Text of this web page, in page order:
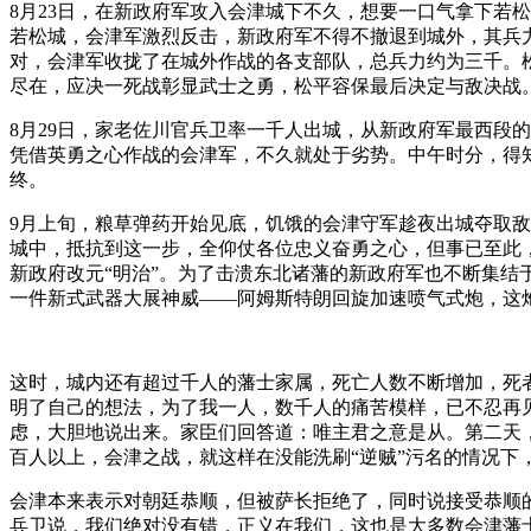
8月23日，在新政府军攻入会津城下不久，想要一口气拿下若
若松城，会津军激烈反击，新政府军不得不撤退到城外，其
对，会津军收拢了在城外作战的各支部队，总兵力约为三千
尽在，应决一死战彰显武士之勇，松平容保最后决定与敌决战
8月29日，家老佐川官兵卫率一千人出城，从新政府军最西段
凭借英勇之心作战的会津军，不久就处于劣势。中午时分，
终。
9月上旬，粮草弹药开始见底，饥饿的会津守军趁夜出城夺取
城中，抵抗到这一步，全仰仗各位忠义奋勇之心，但事已至
新政府改元“明治”。为了击溃东北诸藩的新政府军也不断集
一件新式武器大展神威——阿姆斯特朗回旋加速喷气式炮，这
这时，城内还有超过千人的藩士家属，死亡人数不断增加，
明了自己的想法，为了我一人，数千人的痛苦模样，已不忍
虑，大胆地说出来。家臣们回答道：唯主君之意是从。第二
百人以上，会津之战，就这样在没能洗刷“逆贼”污名的情况下
会津本来表示对朝廷恭顺，但被萨长拒绝了，同时说接受恭
兵卫说，我们绝对没有错，正义在我们，这也是大多数会津